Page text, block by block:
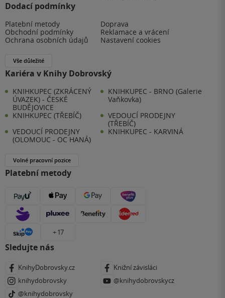
Dodací podmínky
Platební metody
Doprava
Obchodní podmínky
Reklamace a vrácení
Ochrana osobních údajů
Nastavení cookies
Vše důležité
Kariéra v Knihy Dobrovský
KNIHKUPEC (ZKRÁCENÝ
ÚVAZEK) - ČESKÉ
BUDĚJOVICE
KNIHKUPEC - BRNO (Galerie
Vaňkovka)
KNIHKUPEC (TŘEBÍČ)
VEDOUCÍ PRODEJNY
(TŘEBÍČ)
VEDOUCÍ PRODEJNY
(OLOMOUC - OC HANÁ)
KNIHKUPEC - KARVINÁ
Volné pracovní pozice
Platební metody
+ 17
Sledujte nás
KnihyDobrovsky.cz
Knižní závisláci
knihydobrovsky
@knihydobrovskycz
@knihydobrovsky